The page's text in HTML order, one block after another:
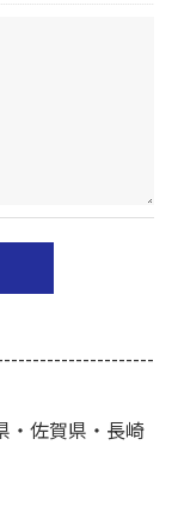
正･削除・利
の具体的手続
さい。
・佐賀県・長崎